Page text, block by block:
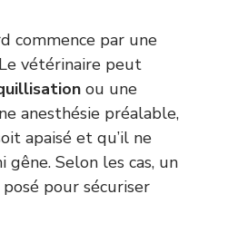
commence par une
vétérinaire peut
ou une
anesthésie préalable,
apaisé et qu’il ne
gêne. Selon les cas, un
pour sécuriser